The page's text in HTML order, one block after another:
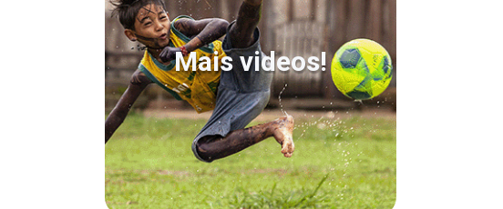
Mais videos!